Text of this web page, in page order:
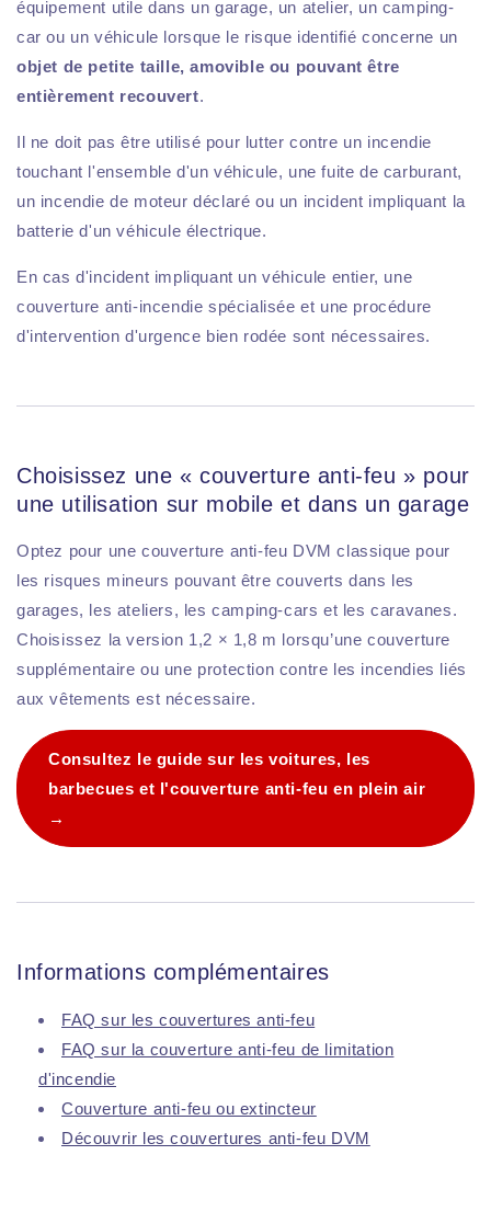
équipement utile dans un garage, un atelier, un camping-
car ou un véhicule lorsque le risque identifié concerne un
objet de petite taille, amovible ou pouvant être
entièrement recouvert.
Il ne doit pas être utilisé pour lutter contre un incendie
touchant l'ensemble d'un véhicule, une fuite de carburant,
un incendie de moteur déclaré ou un incident impliquant la
batterie d'un véhicule électrique.
En cas d'incident impliquant un véhicule entier, une
couverture anti-incendie spécialisée et une procédure
d'intervention d'urgence bien rodée sont nécessaires.
Choisissez une « couverture anti-feu » pour
une utilisation sur mobile et dans un garage
Optez pour une couverture anti-feu DVM classique pour
les risques mineurs pouvant être couverts dans les
garages, les ateliers, les camping-cars et les caravanes.
Choisissez la version 1,2 × 1,8 m lorsqu’une couverture
supplémentaire ou une protection contre les incendies liés
aux vêtements est nécessaire.
Consultez le guide sur les voitures, les
barbecues et l'couverture anti-feu en plein air
→
Informations complémentaires
FAQ sur les couvertures anti-feu
FAQ sur la couverture anti-feu de limitation
d'incendie
Couverture anti-feu ou extincteur
Découvrir les couvertures anti-feu DVM